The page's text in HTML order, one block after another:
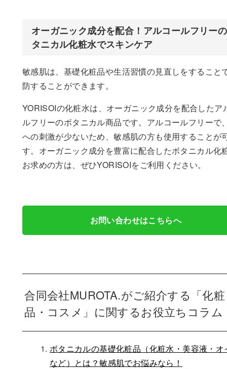
オーガニック成分を配合！アルコールフリー
タニカル化粧水でスキンケア
敏感肌は、基礎化粧品や生活習慣の見直しをすること
防することができます。
YORISOIの化粧水は、オーガニック成分を配合したア
ルフリーのボタニカル商品です。アルコールフリーで
への刺激が少ないため、敏感肌の方も使用することが
す。オーガニック成分を豊富に配合したボタニカル化
お求めの方は、ぜひYORISOIをご利用ください。
お問い合わせはこちらへ
合同会社MUROTA.がご紹介する「化粧
品・コスメ」に関するお役立ちコラム
ボタニカルの基礎化粧品（化粧水・美容液・オ
など）とは？敏感肌でお悩みなら！